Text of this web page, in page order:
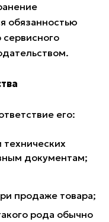
обязанностью
его:
документам;
продаже товара;
рода обычно